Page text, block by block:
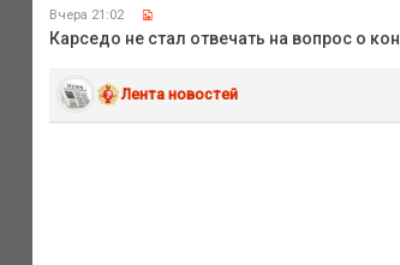
Вчера 21:02
Карседо не стал отвечать на вопрос о
Лента новостей